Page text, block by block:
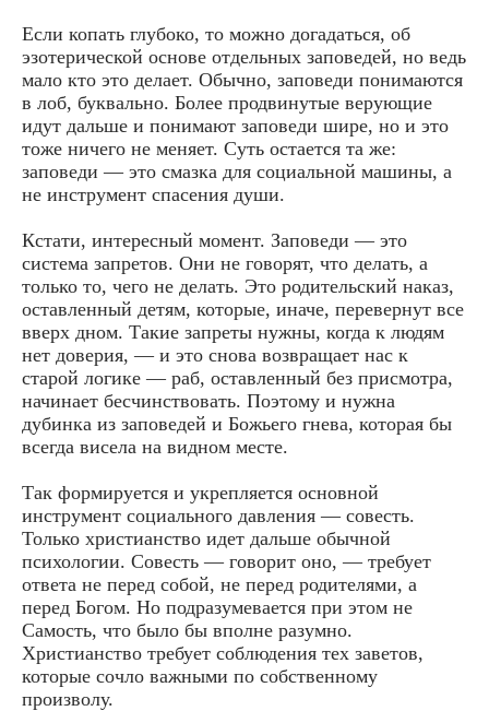
Если копать глубоко, то можно догадаться, об
эзотерической основе отдельных заповедей, но ведь
мало кто это делает. Обычно, заповеди понимаются
в лоб, буквально. Более продвинутые верующие
идут дальше и понимают заповеди шире, но и это
тоже ничего не меняет. Суть остается та же:
заповеди — это смазка для социальной машины, а
не инструмент спасения души.
Кстати, интересный момент. Заповеди — это
система запретов. Они не говорят, что делать, а
только то, чего не делать. Это родительский наказ,
оставленный детям, которые, иначе, перевернут все
вверх дном. Такие запреты нужны, когда к людям
нет доверия, — и это снова возвращает нас к
старой логике — раб, оставленный без присмотра,
начинает бесчинствовать. Поэтому и нужна
дубинка из заповедей и Божьего гнева, которая бы
всегда висела на видном месте.
Так формируется и укрепляется основной
инструмент социального давления — совесть.
Только христианство идет дальше обычной
психологии. Совесть — говорит оно, — требует
ответа не перед собой, не перед родителями, а
перед Богом. Но подразумевается при этом не
Самость, что было бы вполне разумно.
Христианство требует соблюдения тех заветов,
которые сочло важными по собственному
произволу.